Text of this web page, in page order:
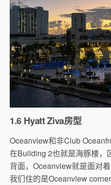
1.6 Hyatt Ziva房型
Oceanview和非Club
在Building 2也就是海豚楼，
背面，Oceanview就是面对
我们住的是Oceanview